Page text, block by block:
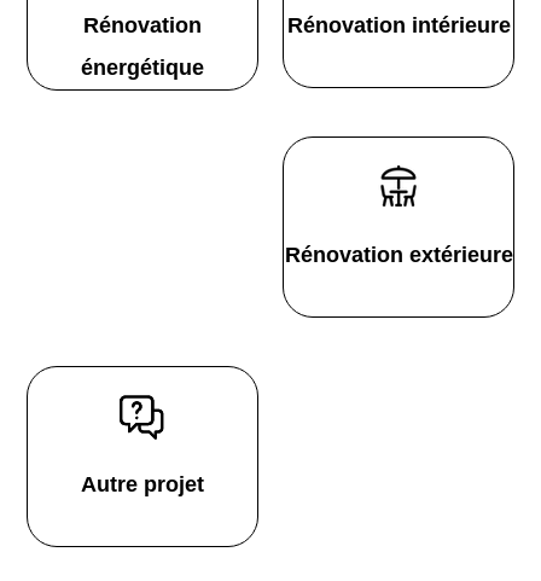
Rénovation
énergétique
Rénovation intérieure
Rénovation extérieure
Autre projet